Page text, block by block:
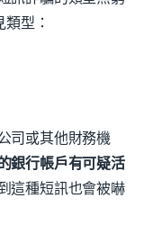
型：
司或其他財務機
銀行帳戶有可疑活
這種短訊也會被嚇